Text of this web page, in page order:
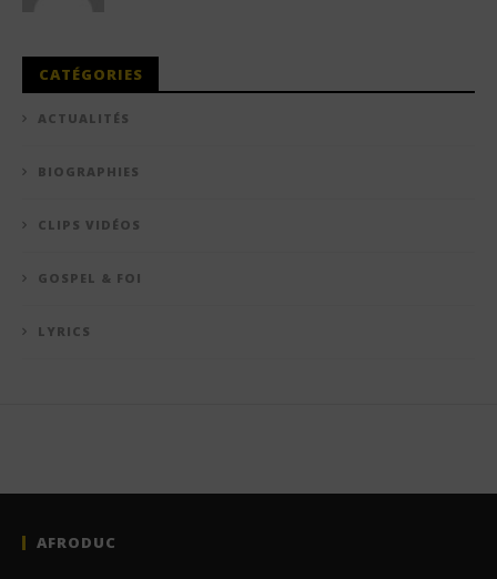
CATÉGORIES
ACTUALITÉS
BIOGRAPHIES
CLIPS VIDÉOS
GOSPEL & FOI
LYRICS
AFRODUC